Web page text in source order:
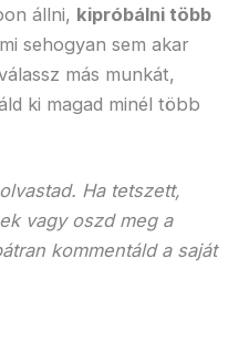
állni, kipróbálni több
sehogyan sem akar
más munkát,
ki magad minél több
olvastad. Ha tetszett,
vagy oszd meg a
kommentáld a saját